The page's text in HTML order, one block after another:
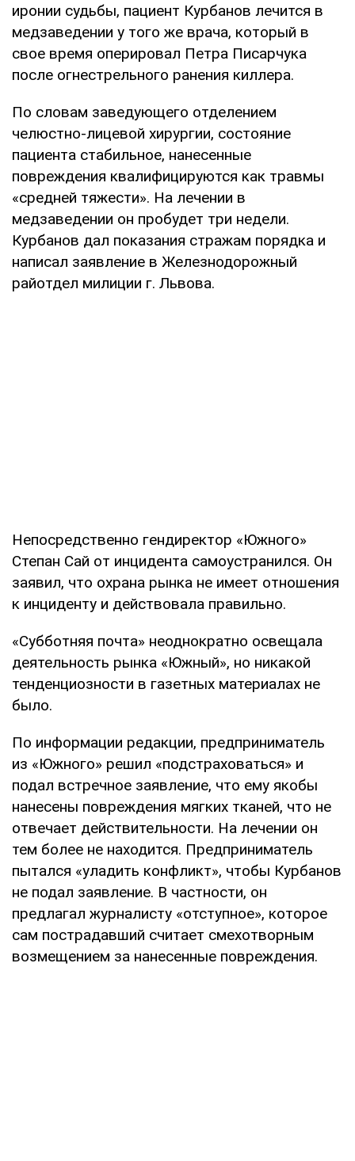
иронии судьбы, пациент Курбанов лечится в
медзаведении у того же врача, который в
свое время оперировал Петра Писарчука
после огнестрельного ранения киллера.
По словам заведующего отделением
челюстно-лицевой хирургии, состояние
пациента стабильное, нанесенные
повреждения квалифицируются как травмы
«средней тяжести». На лечении в
медзаведении он пробудет три недели.
Курбанов дал показания стражам порядка и
написал заявление в Железнодорожный
райотдел милиции г. Львова.
Непосредственно гендиректор «Южного»
Степан Сай от инцидента самоустранился. Он
заявил, что охрана рынка не имеет отношения
к инциденту и действовала правильно.
«Субботняя почта» неоднократно освещала
деятельность рынка «Южный», но никакой
тенденциозности в газетных материалах не
было.
По информации редакции, предприниматель
из «Южного» решил «подстраховаться» и
подал встречное заявление, что ему якобы
нанесены повреждения мягких тканей, что не
отвечает действительности. На лечении он
тем более не находится. Предприниматель
пытался «уладить конфликт», чтобы Курбанов
не подал заявление. В частности, он
предлагал журналисту «отступное», которое
сам пострадавший считает смехотворным
возмещением за нанесенные повреждения.